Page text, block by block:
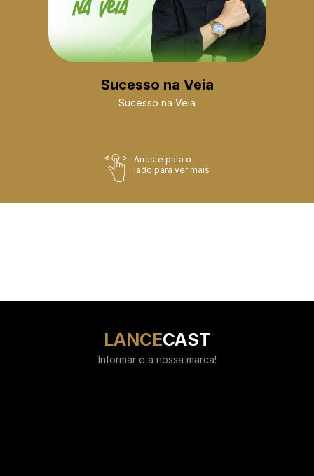
Sucesso na Veia
Sucesso na Veia
Arraste para o
lado para ver mais
LANCECAST
Informar é a nossa marca!